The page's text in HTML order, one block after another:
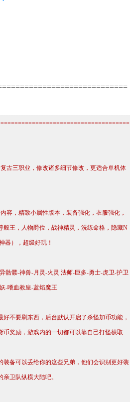
复古三职业，修改诸多细节修改，更适合单机体
容，精致小属性版本，装备强化，衣服强化，
般王，人物爵位，战神精灵，洗练命格，隐藏N
器），超级好玩！
骷髅-神兽-月灵-火灵 法师-巨多-勇士-虎卫-护卫
-嗜血教皇-蓝焰魔王
好不要刷东西，后台默认开启了杀怪加币功能，
币奖励，游戏内的一切都可以靠自己打怪获取
装备可以丢给你的这些兄弟，他们会识别更好装
卫队纵横大陆吧。